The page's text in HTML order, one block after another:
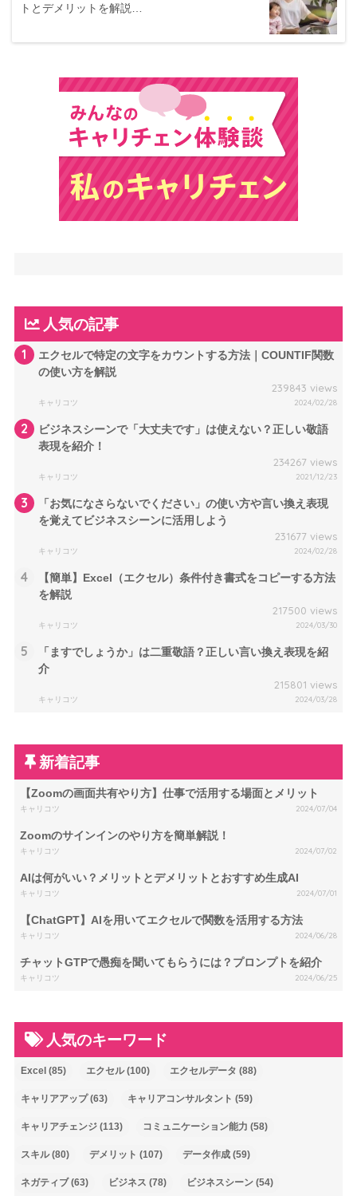
トとデメリットを解説…
人気の記事
1
エクセルで特定の文字をカウントする方法｜COUNTIF関数
の使い方を解説
239843 views
キャリコツ 2024/02/28
2
ビジネスシーンで「大丈夫です」は使えない？正しい敬語
表現を紹介！
234267 views
キャリコツ 2021/12/23
3
「お気になさらないでください」の使い方や言い換え表現
を覚えてビジネスシーンに活用しよう
231677 views
キャリコツ 2024/02/28
4
【簡単】Excel（エクセル）条件付き書式をコピーする方法
を解説
217500 views
キャリコツ 2024/03/30
5
「ますでしょうか」は二重敬語？正しい言い換え表現を紹
介
215801 views
キャリコツ 2024/03/28
新着記事
【Zoomの画面共有やり方】仕事で活用する場面とメリット
キャリコツ 2024/07/04
Zoomのサインインのやり方を簡単解説！
キャリコツ 2024/07/02
AIは何がいい？メリットとデメリットとおすすめ生成AI
キャリコツ 2024/07/01
【ChatGPT】AIを用いてエクセルで関数を活用する方法
キャリコツ 2024/06/28
チャットGTPで愚痴を聞いてもらうには？プロンプトを紹介
キャリコツ 2024/06/25
人気のキーワード
Excel(85) エクセル(100) エクセルデータ (88)
キャリアアップ(63) キャリアコンサルタント (59)
キャリアチェンジ(113) コミュニケーション能力 (58)
スキル(80) デメリット (107) データ作成(59)
ネガティブ(63) ビジネス (78) ビジネスシーン(54)